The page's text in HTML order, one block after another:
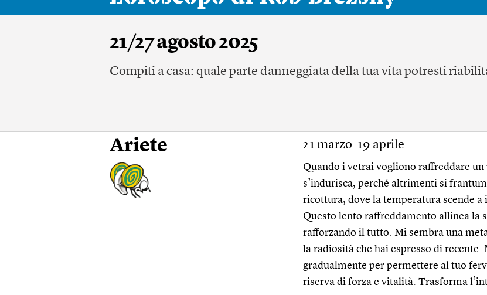
21/27 agosto 2025
Compiti a casa: quale parte danneggiata della tua vita potresti
Ariete 21 marzo-19 aprile
Quando i vetrai vogliono raffreddare un
s’indurisca, perché altrimenti si
ricottura, dove la temperatura scende
Questo lento raffreddamento allinea la
rafforzando il tutto. Mi sembra una
la radiosità che hai espresso di
gradualmente per permettere al tuo
riserva di forza e vitalità. Trasforma